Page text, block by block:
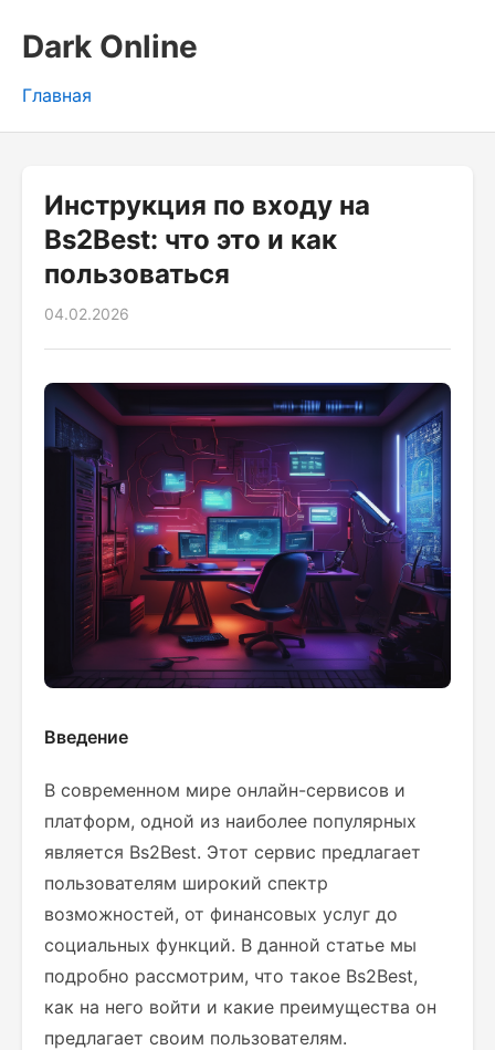
Dark Online
Главная
Инструкция по входу на
Bs2Best: что это и как
пользоваться
04.02.2026
Введение
В современном мире онлайн-сервисов и
платформ, одной из наиболее популярных
является Bs2Best. Этот сервис предлагает
пользователям широкий спектр
возможностей, от финансовых услуг до
социальных функций. В данной статье мы
подробно рассмотрим, что такое Bs2Best,
как на него войти и какие преимущества он
предлагает своим пользователям.